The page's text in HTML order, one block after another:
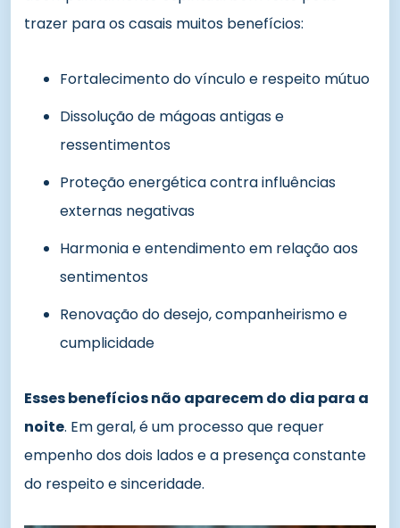
trazer para os casais muitos benefícios:
Fortalecimento do vínculo e respeito mútuo
Dissolução de mágoas antigas e
ressentimentos
Proteção energética contra influências
externas negativas
Harmonia e entendimento em relação aos
sentimentos
Renovação do desejo, companheirismo e
cumplicidade
Esses benefícios não aparecem do dia para a
noite. Em geral, é um processo que requer
empenho dos dois lados e a presença constante
do respeito e sinceridade.